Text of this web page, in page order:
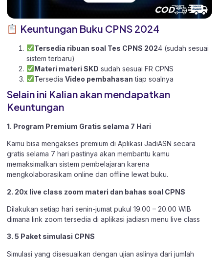
Keuntungan Buku CPNS 2024
Tersedia ribuan soal Tes CPNS 2024 (sudah sesuai
sistem terbaru)
Materi materi SKD sudah sesuai FR CPNS
Tersedia Video pembahasan tiap soalnya
Selain ini Kalian akan mendapatkan
Keuntungan
1. Program Premium Gratis selama 7 Hari
Kamu bisa mengakses premium di Aplikasi JadiASN secara
gratis selama 7 hari pastinya akan membantu kamu
memaksimalkan sistem pembelajaran karena
mengkolaborasikam online dan offline lewat buku.
2. 20x live class zoom materi dan bahas soal CPNS
Dilakukan setiap hari senin-jumat pukul 19.00 – 20.00 WIB
dimana link zoom tersedia di aplikasi jadiasn menu live class
3. 5 Paket simulasi CPNS
Simulasi yang disesuaikan dengan ujian aslinya dari jumlah